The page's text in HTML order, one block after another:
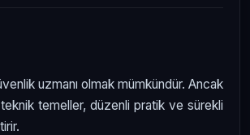
uzmanı olmak mümkündür. Ancak
temeller, düzenli pratik ve sürekli